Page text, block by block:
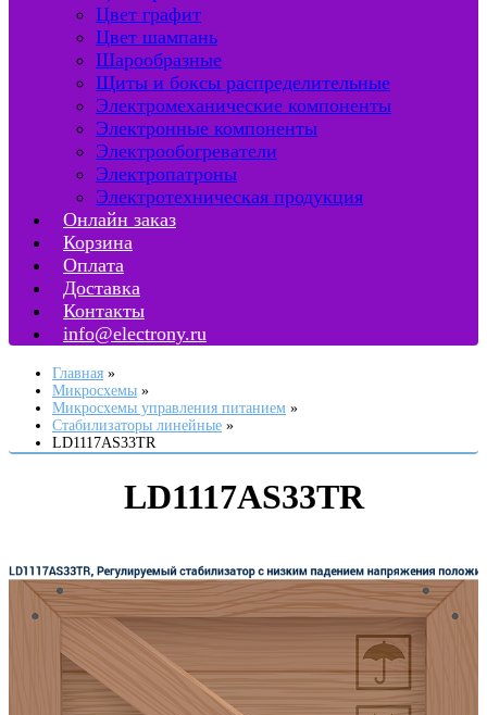
Цвет графит
Цвет шампань
Шарообразные
Щиты и боксы распределительные
Электромеханические компоненты
Электронные компоненты
Электрообогреватели
Электропатроны
Электротехническая продукция
Онлайн заказ
Корзина
Оплата
Доставка
Контакты
info@electrony.ru
Главная
Микросхемы
Микросхемы управления питанием
Стабилизаторы линейные
LD1117AS33TR
LD1117AS33TR